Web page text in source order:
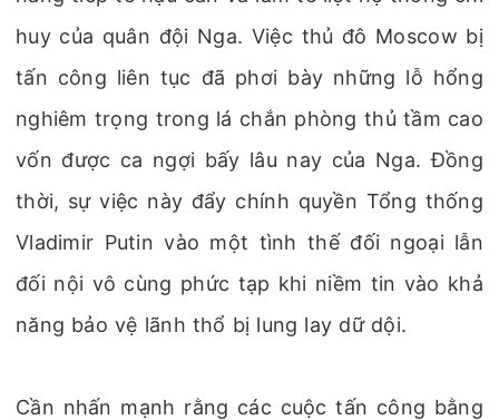
huy của quân đội Nga. Việc thủ đô Moscow bị
tấn công liên tục đã phơi bày những lỗ hổng
nghiêm trọng trong lá chắn phòng thủ tầm cao
vốn được ca ngợi bấy lâu nay của Nga. Đồng
thời, sự việc này đẩy chính quyền Tổng thống
Vladimir Putin vào một tình thế đối ngoại lẫn
đối nội vô cùng phức tạp khi niềm tin vào khả
năng bảo vệ lãnh thổ bị lung lay dữ dội.
Cần nhấn mạnh rằng các cuộc tấn công bằng